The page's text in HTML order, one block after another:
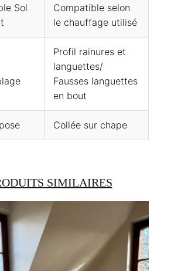
Sol
Compatible selon
le chauffage utilisé
Profil rainures et
languettes/
Fausses languettes
en bout
Collée sur chape
SIMILAIRES